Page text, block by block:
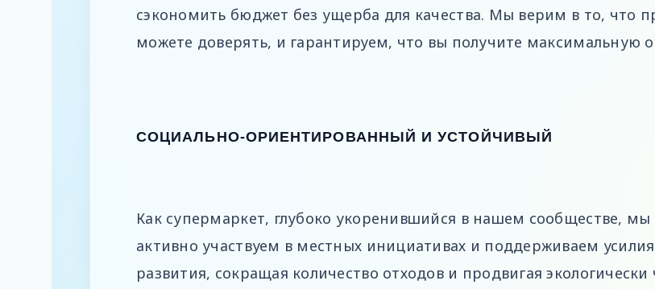
сэкономить бюджет без ущерба для качества. Мы верим в то, что
можете доверять, и гарантируем, что вы получите максимальную
СОЦИАЛЬНО-ОРИЕНТИРОВАННЫЙ И УСТОЙЧИВЫЙ
Как супермаркет, глубоко укоренившийся в нашем сообществе,
активно участвуем в местных инициативах и поддерживаем
развития, сокращая количество отходов и продвигая